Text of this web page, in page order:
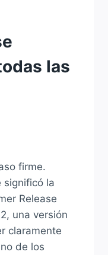
las
firme.
significó la
Release
una versión
claramente
de los